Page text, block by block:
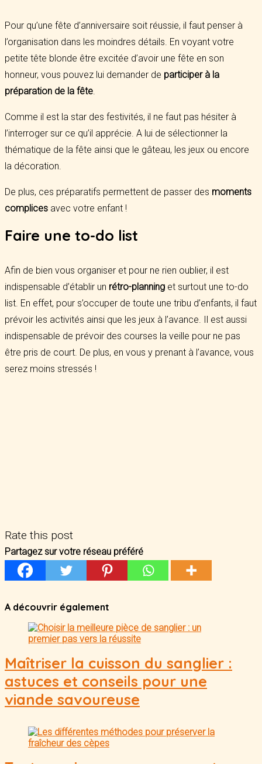
Pour qu’une fête d’anniversaire soit réussie, il faut penser à
l’organisation dans les moindres détails. En voyant votre
petite tête blonde être excitée d’avoir une fête en son
honneur, vous pouvez lui demander de participer à la
préparation de la fête.
Comme il est la star des festivités, il ne faut pas hésiter à
l’interroger sur ce qu’il apprécie. A lui de sélectionner la
thématique de la fête ainsi que le gâteau, les jeux ou encore
la décoration.
De plus, ces préparatifs permettent de passer des moments
complices avec votre enfant !
Faire une to-do list
Afin de bien vous organiser et pour ne rien oublier, il est
indispensable d’établir un rétro-planning et surtout une to-do
list. En effet, pour s’occuper de toute une tribu d’enfants, il faut
prévoir les activités ainsi que les jeux à l’avance. Il est aussi
indispensable de prévoir des courses la veille pour ne pas
être pris de court. De plus, en vous y prenant à l’avance, vous
serez moins stressés !
Rate this post
Partagez sur votre réseau préféré
A découvrir également
Maîtriser la cuisson du sanglier :
astuces et conseils pour une
viande savoureuse